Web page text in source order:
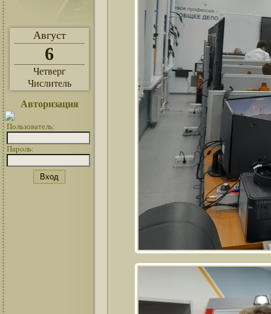
Август
6
Четверг
Числитель
Авторизация
Пользователь:
Пароль: